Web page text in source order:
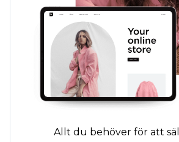
Allt du behöver för att